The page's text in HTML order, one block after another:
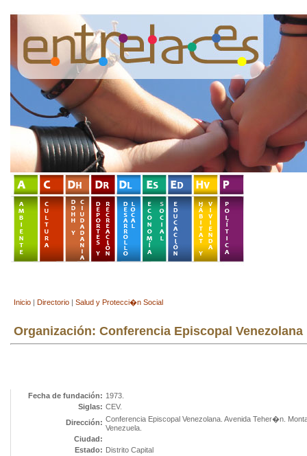
Inicio | Directorio | Salud y Protecci�n Social
Organización: Conferencia Episcopal Venezolana
Fecha de fundación: 1973.
Siglas: CEV.
Dirección: Conferencia Episcopal Venezolana. Avenida Teher�n.
Venezuela.
Ciudad:
Estado: Distrito Capital